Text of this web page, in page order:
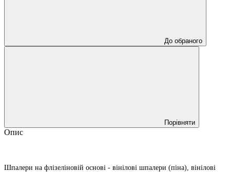
До обраного
Порівняти
Опис
Шпалери на флізеліновій основі - вінілові шпалери (піна), вінілові